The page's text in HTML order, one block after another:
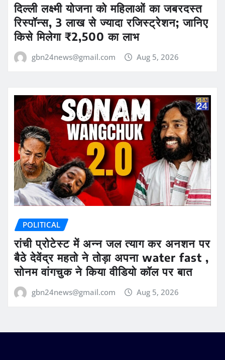
दिल्ली लक्ष्मी योजना को महिलाओं का जबरदस्त
रिस्पॉन्स, 3 लाख से ज्यादा रजिस्ट्रेशन; जानिए
किसे मिलेगा ₹2,500 का लाभ
gbn24news@gmail.com Aug 5, 2026
POLITICAL
रांची प्रोटेस्ट में अन्न जल त्याग कर अनशन पर
बैठे देवेंद्र महतो ने तोड़ा अपना water fast ,
सोनम वांगचुक ने किया वीडियो कॉल पर बात
gbn24news@gmail.com Aug 5, 2026